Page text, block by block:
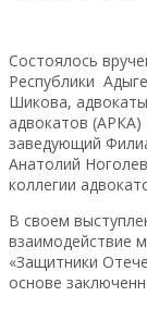
Состоялось
Республики
Шикова,
адвокатов (АРКА)
заведующий
Анатолий
коллегии
В своем
«Защитники
основе